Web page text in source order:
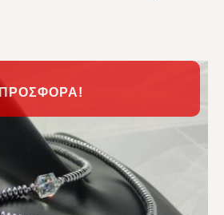
ΠΡΟΣΦΟΡΆ!